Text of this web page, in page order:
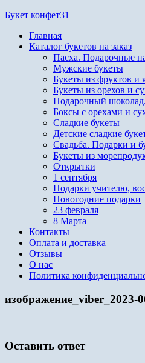
Перейти
содержимому
Букет конфет31
Главная
Каталог букетов на заказ
Пасха. Подарочные
Мужские букеты
Букеты из фруктов и
Букеты из орехов и
Подарочный
Боксы с орехами и
Сладкие букеты
Детские сладкие
Свадьба. Подарки и
Букеты из
Открытки
1 сентября
Подарки учителю,
Новогодние подарки
23 февраля
8 Марта
Контакты
Оплата и доставка
Отзывы
О нас
Политика
изображение_viber_2023-
Оставить ответ